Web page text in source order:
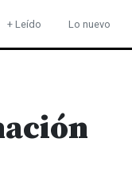
+ Leído Lo nuevo